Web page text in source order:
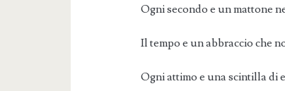
Ogni secondo e un mattone
Il tempo e un abbraccio che
Ogni attimo e una scintilla di